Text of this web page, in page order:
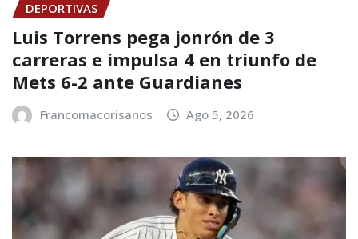
DEPORTIVAS
Luis Torrens pega jonrón de 3
carreras e impulsa 4 en triunfo de
Mets 6-2 ante Guardianes
Francomacorisanos Ago 5, 2026